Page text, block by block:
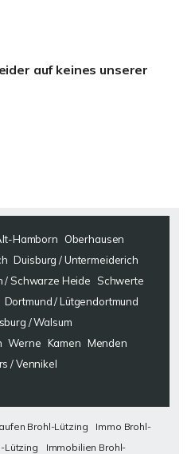
auf keines unserer
Hamborn
Oberhausen
Duisburg / Untermeiderich
/ Schwarze Heide
Schwerte
Dortmund / Lütgendortmund
/ Walsum
Werne Kamen Menden
/ Vennikel
Brohl-Lützing
Immo Brohl-
Lützing
Immobilien Brohl-